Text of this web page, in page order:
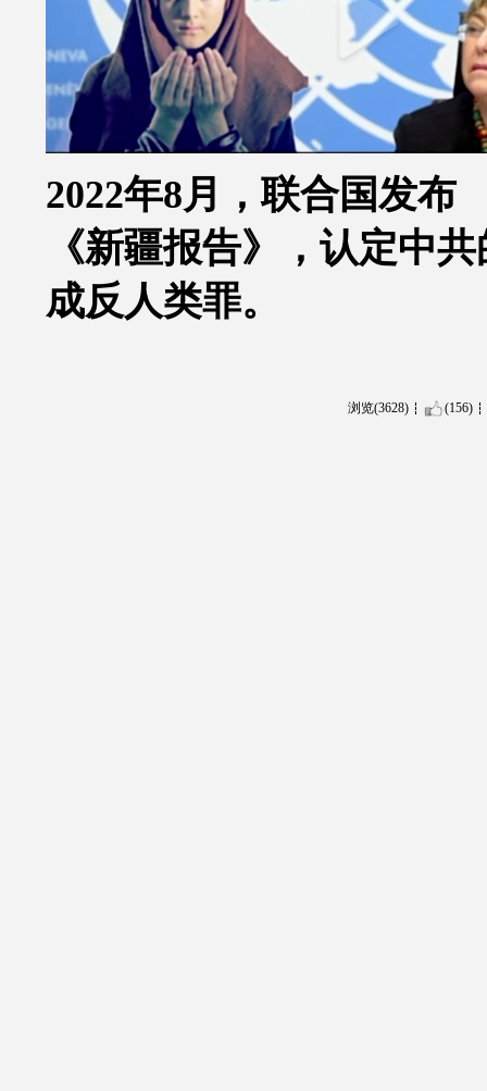
2022年8月，联合国发布
《新疆报告》，认定中
成反人类罪。
浏览(3628) (156)